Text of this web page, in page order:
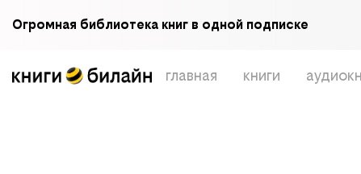
Огромная библиотека книг в одной подписке
главная книги